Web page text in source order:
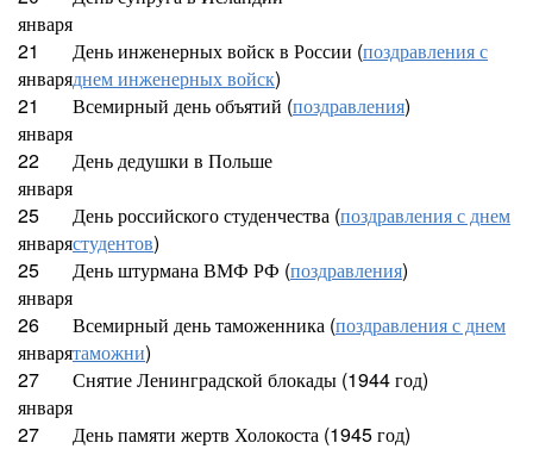
января
21
января
День инженерных войск в России (поздравления с
днем инженерных войск)
21
января
Всемирный день объятий (поздравления)
22
января
День дедушки в Польше
25
января
День российского студенчества (поздравления с днем
студентов)
25
января
День штурмана ВМФ РФ (поздравления)
26
января
Всемирный день таможенника (поздравления с днем
таможни)
27
января
Снятие Ленинградской блокады (1944 год)
27
День памяти жертв Холокоста (1945 год)